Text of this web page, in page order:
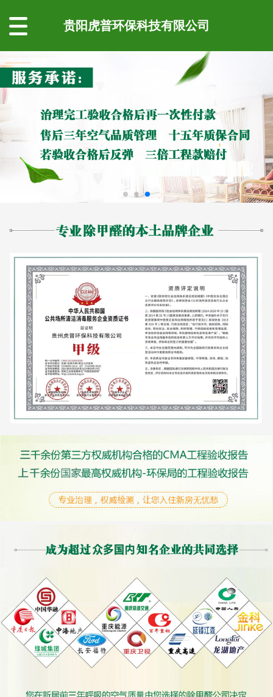
贵阳虎普环保科技有限公司